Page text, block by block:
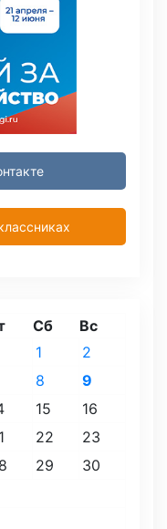
Сб Вс
1
2
8
9
15
16
22
23
29
30